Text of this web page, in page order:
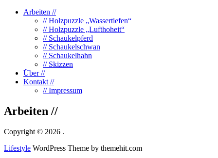
Arbeiten //
// Holzpuzzle „Wassertiefen“
// Holzpuzzle „Lufthoheit“
// Schaukelpferd
// Schaukelschwan
// Schaukelhahn
// Skizzen
Über //
Kontakt //
// Impressum
Arbeiten //
Copyright © 2026 .
Lifestyle WordPress Theme by themehit.com